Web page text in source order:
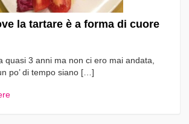
la tartare è a forma di cuore
quasi 3 anni ma non ci ero mai andata,
po’ di tempo siano […]